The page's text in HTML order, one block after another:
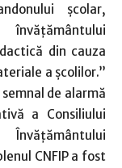
școlar,
învățământului
din cauza
a școlilor.”
de alarmă
a Consiliului
CNFIP a fost